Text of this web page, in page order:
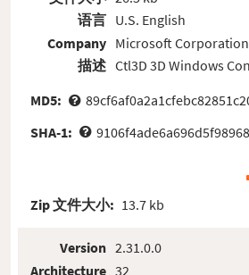
语言
Company
描述
U.S. English
Microsoft Corporation
Ctl3D 3D Windows
MD5:
SHA-1:
Zip 文件大小: 13.7 kb
Version
Architecture
2.31.0.0
32